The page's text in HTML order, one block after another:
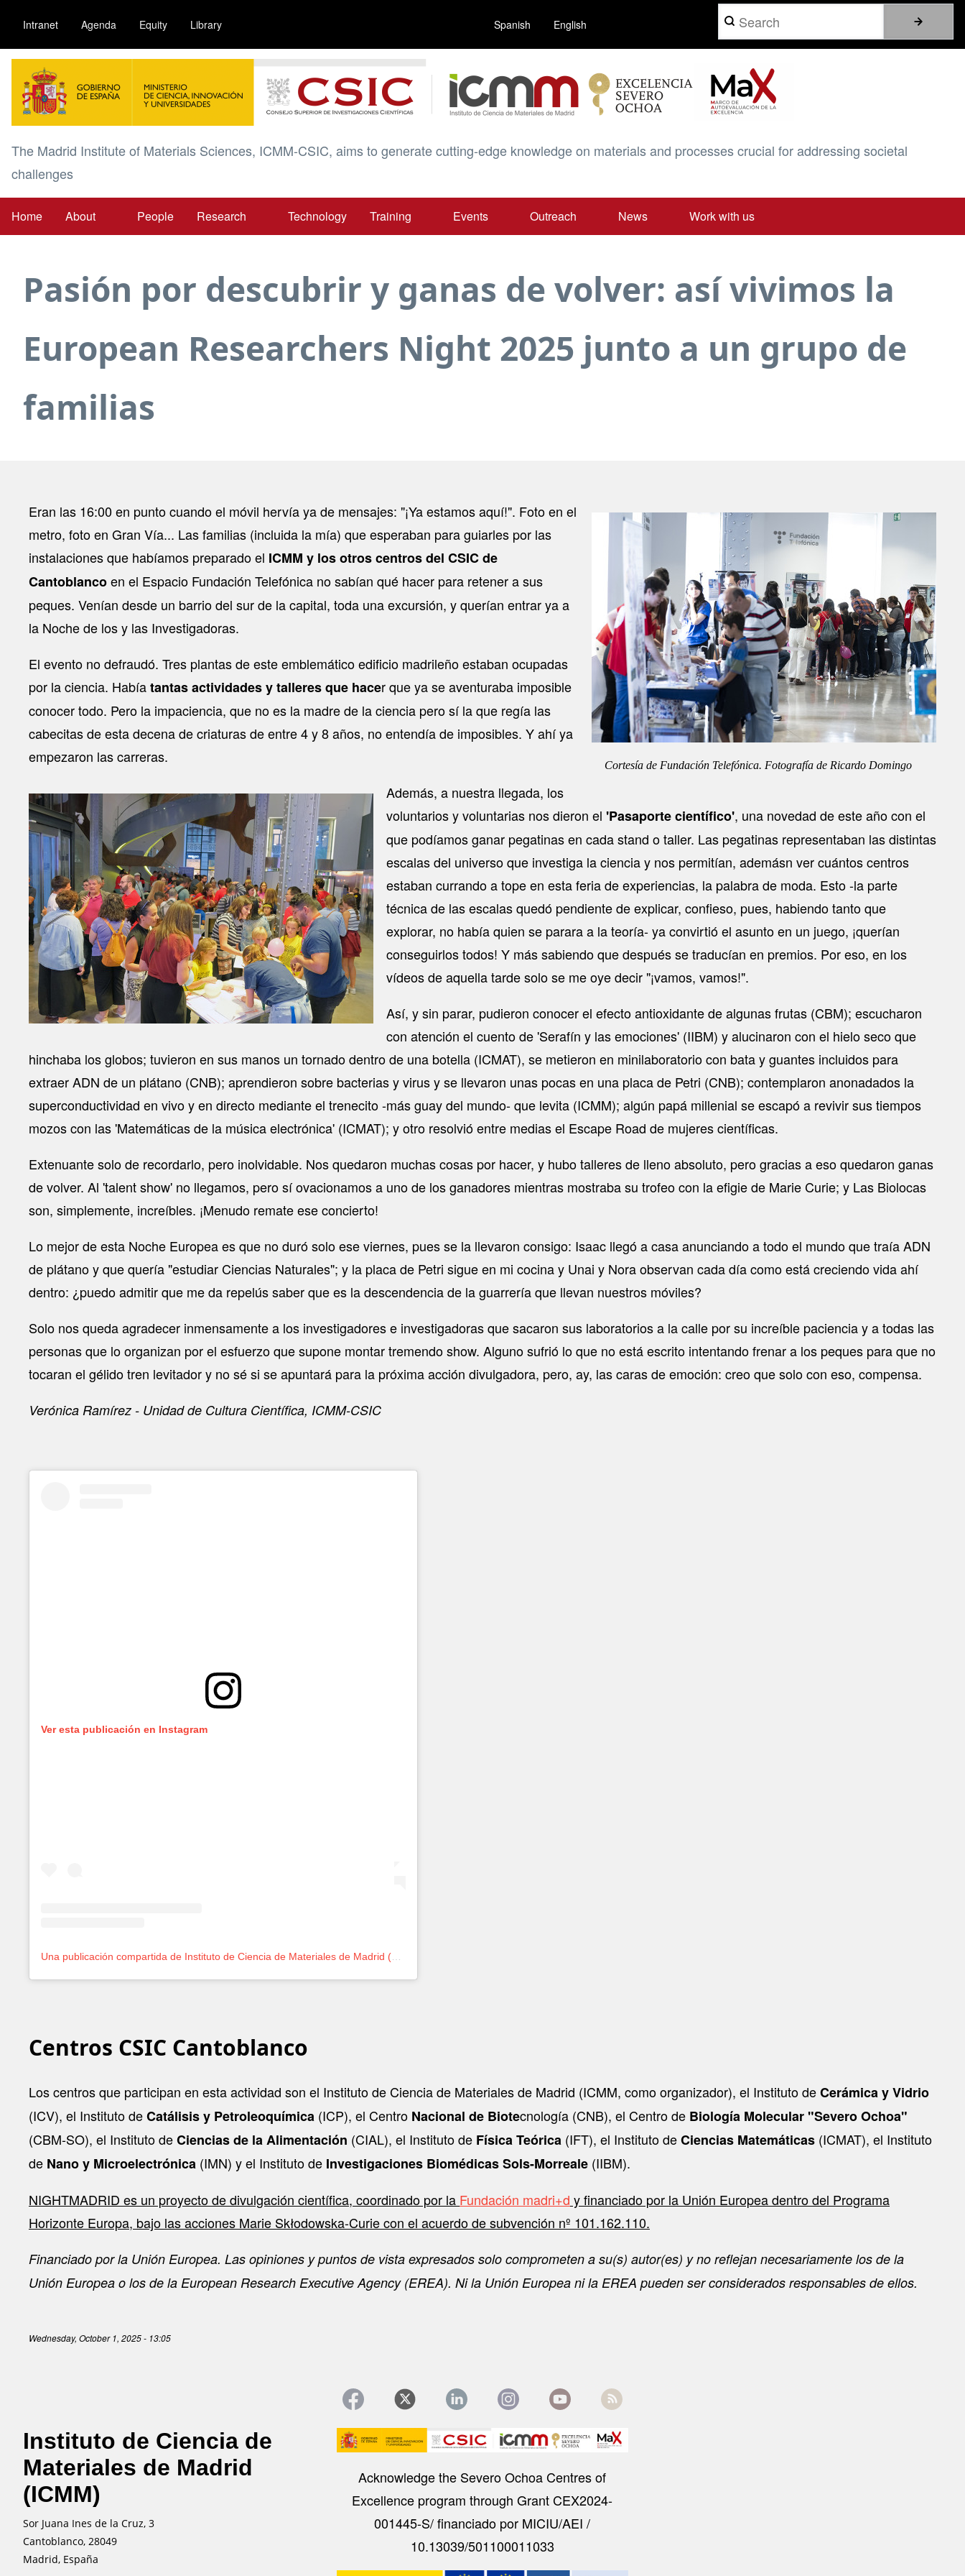
main
content
Intranet Agenda Equity Library Spanish English Search
Image
The Madrid Institute of Materials Sciences, ICMM-CSIC, aims to generate cutting-edge knowledge on materials and processes crucial for addressing societal
challenges
Main
Home About People Research Technology Training Events Outreach News Work with us
Pasión por descubrir y ganas de volver: así vivimos la
European Researchers Night 2025 junto a un grupo de
familias
Cortesía de Fundación Telefónica. Fotografía de Ricardo Domingo
Eran las 16:00 en punto cuando el móvil hervía ya de mensajes: "¡Ya estamos aquí!". Foto en el
metro, foto en Gran Vía... Las familias (incluida la mía) que esperaban para guiarles por las
instalaciones que habíamos preparado el ICMM y los otros centros del CSIC de
Cantoblancoen el Espacio Fundación Telefónica no sabían qué hacer para retener a sus
peques. Venían desde un barrio del sur de la capital, toda una excursión, y querían entrar ya a
la Noche de los y las Investigadoras.
El evento no defraudó. Tres plantas de este emblemático edificio madrileño estaban ocupadas
por la ciencia. Habíatantas actividades y talleres que hacer que ya se aventuraba imposible
conocer todo. Pero la impaciencia, que no es la madre de la ciencia pero sí la que regía las
cabecitas de esta decena de criaturas de entre 4 y 8 años, no entendía de imposibles. Y ahí ya
empezaron las carreras.
Image
Además, a nuestra llegada, los
voluntarios y voluntarias nos dieron el 'Pasaporte científico', una novedad de este año con el
que podíamos ganar pegatinas en cada stand o taller. Las pegatinas representaban las distintas
escalas del universo que investiga la ciencia y nos permitían, ademásn ver cuántos centros
estaban currando a tope en esta feria de experiencias, la palabra de moda. Esto -la parte
técnica de las escalas quedó pendiente de explicar, confieso, pues, habiendo tanto que
explorar, no había quien se parara a la teoría- ya convirtió el asunto en un juego, ¡querían
conseguirlos todos! Y más sabiendo que después se traducían en premios. Por eso, en los
vídeos de aquella tarde solo se me oye decir "¡vamos, vamos!".
Así, y sin parar, pudieron conocer el efecto antioxidante de algunas frutas (CBM); escucharon
con atención el cuento de 'Serafín y las emociones' (IIBM) y alucinaron con el hielo seco que
hinchaba los globos; tuvieron en sus manos un tornado dentro de una botella (ICMAT), se metieron en minilaboratorio con bata y guantes incluidos para
extraer ADN de un plátano (CNB); aprendieron sobre bacterias y virus y se llevaron unas pocas en una placa de Petri (CNB); contemplaron anonadados la
superconductividad en vivo y en directo mediante el trenecito -más guay del mundo- que levita (ICMM); algún papá millenial se escapó a revivir sus tiempos
mozos con las 'Matemáticas de la música electrónica' (ICMAT); y otro resolvió entre medias el Escape Road de mujeres científicas.
Extenuante solo de recordarlo, pero inolvidable. Nos quedaron muchas cosas por hacer, y hubo talleres de lleno absoluto, pero gracias a eso quedaron ganas
de volver. Al 'talent show' no llegamos, pero sí ovacionamos a uno de los ganadores mientras mostraba su trofeo con la efigie de Marie Curie; y Las Biolocas
son, simplemente, increíbles. ¡Menudo remate ese concierto!
Lo mejor de esta Noche Europea es que no duró solo ese viernes, pues se la llevaron consigo: Isaac llegó a casa anunciando a todo el mundo que traía ADN
de plátano y que quería "estudiar Ciencias Naturales"; y la placa de Petri sigue en mi cocina y Unai y Nora observan cada día como está creciendo vida ahí
dentro: ¿puedo admitir que me da repelús saber que es la descendencia de la guarrería que llevan nuestros móviles?
Solo nos queda agradecer inmensamente a los investigadores e investigadoras que sacaron sus laboratorios a la calle por su increíble paciencia y a todas las
personas que lo organizan por el esfuerzo que supone montar tremendo show. Alguno sufrió lo que no está escrito intentando frenar a los peques para que no
tocaran el gélido tren levitador y no sé si se apuntará para la próxima acción divulgadora, pero, ay, las caras de emoción: creo que solo con eso, compensa.
Verónica Ramírez - Unidad de Cultura Científica, ICMM-CSIC
Ver esta publicación en Instagram
Una publicación compartida de Instituto de Ciencia de Materiales de Madrid (@icmm_csic)
Centros CSIC Cantoblanco
Los centros que participan en esta actividad son el Instituto de Ciencia de Materiales de Madrid (ICMM, como organizador), el Instituto deCerámica y Vidrio
(ICV), el Instituto deCatálisis y Petroleoquímica (ICP), el Centro Nacional de Biotecnología (CNB), el Centro de Biología Molecular"Severo Ochoa"
(CBM-SO), el Instituto deCiencias de la Alimentación (CIAL), el Instituto de Física Teórica (IFT), el Instituto deCiencias Matemáticas (ICMAT), el Instituto
de Nano y Microelectrónica (IMN) y el Instituto de Investigaciones Biomédicas Sols-Morreale (IIBM).
NIGHTMADRID es un proyecto de divulgación científica, coordinado por la Fundación madri+d y financiado por la Unión Europea dentro del Programa
Horizonte Europa, bajo las acciones Marie Skłodowska-Curie con el acuerdo de subvención nº 101.162.110.
Financiado por la Unión Europea. Las opiniones y puntos de vista expresados solo comprometen a su(s) autor(es) y no reflejan necesariamente los de la
Unión Europea o los de la European Research Executive Agency (EREA). Ni la Unión Europea ni la EREA pueden ser considerados responsables de ellos.
Wednesday, October 1, 2025 - 13:05
Instituto de Ciencia de
Materiales de Madrid
(ICMM)
Sor Juana Ines de la Cruz, 3
Cantoblanco, 28049
Madrid, España
Image
Acknowledge the Severo Ochoa Centres of
Excellence program through Grant CEX2024-
001445-S/ financiado por MICIU/AEI /
10.13039/501100011033